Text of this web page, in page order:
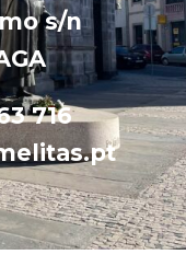
s/n
716